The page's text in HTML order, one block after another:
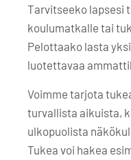
Tarvitseeko lapsesi
koulumatkalle tai
Pelottaako lasta
luotettavaa
Voimme tarjota
turvallista aikuista,
ulkopuolista
Tukea voi hakea